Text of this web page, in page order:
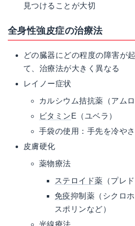
見つけることが大切
全身性強皮症の治療法
どの臓器にどの程度の障害が
て、治療法が大きく異なる
レイノー症状
カルシウム拮抗薬（アムロ
ビタミン E（ユベラ）
手袋の使用：手先を冷や
皮膚硬化
薬物療法
ステロイド薬 （プレ
免疫抑制薬（シクロ
スポリンなど）